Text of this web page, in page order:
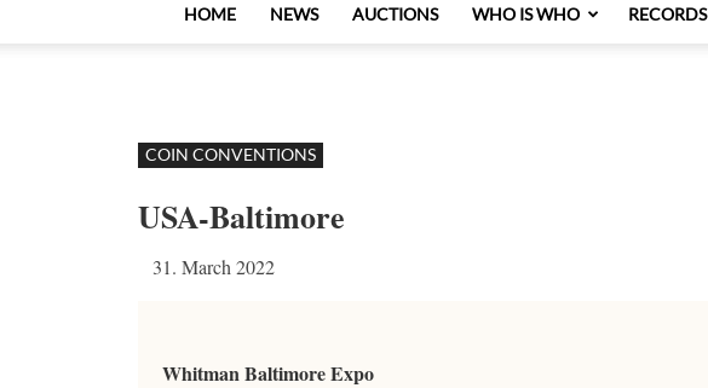
HOME NEWS AUCTIONS WHO IS WHO RECORDS
COIN CONVENTIONS
USA-Baltimore
31. March 2022
Whitman Baltimore Expo